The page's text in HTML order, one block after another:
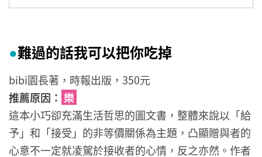
●難過的話我可以把你吃掉
bibi園長著，時報出版，350元
推薦原因： 樂
這本小巧卻充滿生活哲思的圖文書，整體來說以「給
予」和「接受」的非等價關係為主題，凸顯贈與者的
心意不一定就凌駕於接收者的心情，反之亦然。作者